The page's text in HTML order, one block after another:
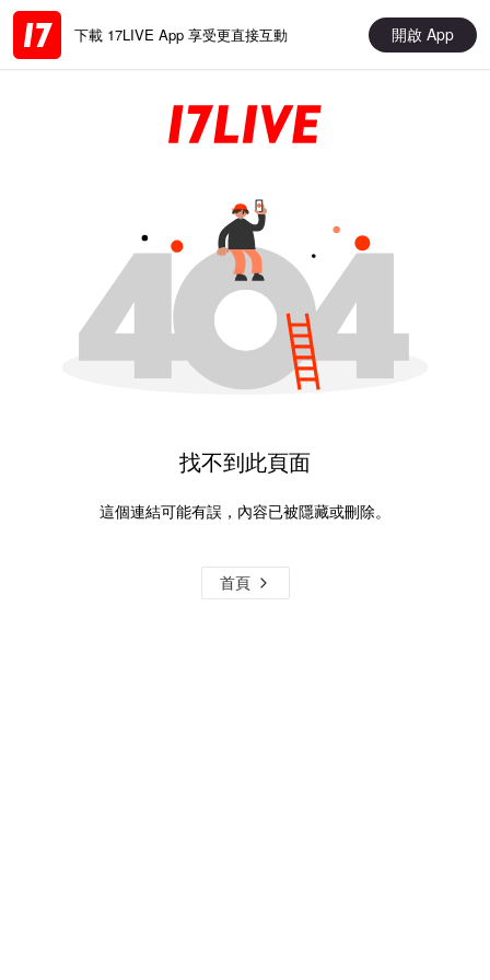
下載 17LIVE App 享受更直接互動 開啟 App
找不到此頁面
這個連結可能有誤，內容已被隱藏或刪除。
首頁